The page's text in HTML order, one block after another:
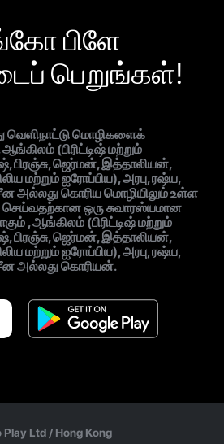
பிளே
பெறுங்கள்!
வெளிநாட்டு மொழிகளைக்
(பிரிட்டிஷ் மற்றும்
பிரஞ்சு, ஜெர்மன், இத்தாலியன்,
மற்றும் ஐரோப்பிய), அரபு, ரஷ்ய,
சீன அல்லது கொரிய மொழியிலும் உள்ள
ஒரு சுவாரஸ்யமான
, ஆங்கிலம் (பிரிட்டிஷ் மற்றும்
பிரஞ்சு, ஜெர்மன், இத்தாலியன்,
மற்றும் ஐரோப்பிய), அரபு, ரஷ்ய,
சீன அல்லது கொரியன்.
Play Ltd / Hong Kong